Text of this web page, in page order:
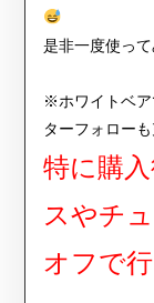
是非一度使っ
※ホワイトベア
ターフォロー
特に購
スやチ
オフで